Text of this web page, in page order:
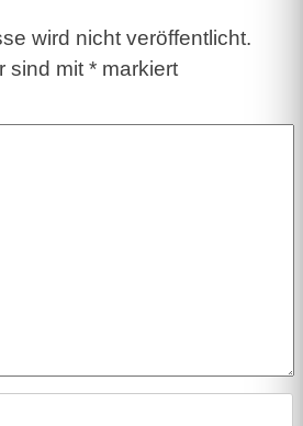
wird nicht veröffentlicht.
sind mit *markiert